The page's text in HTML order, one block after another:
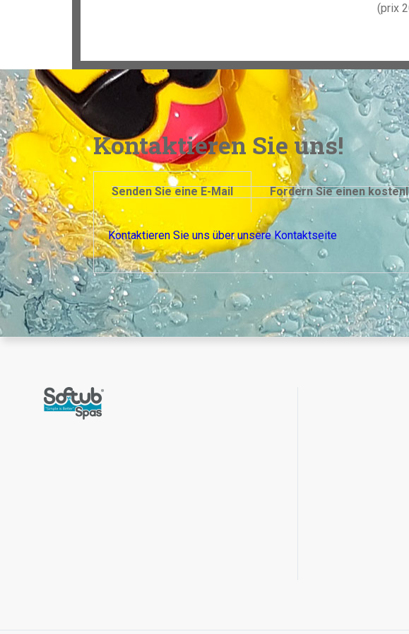
(prix
Kontaktieren Sie uns!
Senden Sie eine E-Mail Fordern Sie einen
Kontaktieren Sie uns über unsere Kontaktseite